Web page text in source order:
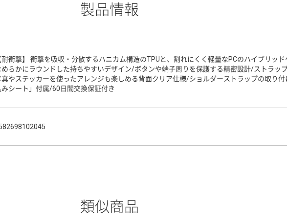
製品情報
耐衝撃】 衝撃を吸収・分散するハニカム構造のTPUと、割れにくく軽量なPCのハイブリッ
めらかにラウンドした持ちやすいデザイン/ボタンや端子周りを保護する精密設計/ストラッ
真やステッカーを使ったアレンジも楽しめる背面クリア仕様/ショルダーストラップの取り付
みシート」付属/60日間交換保証付き
類似商品